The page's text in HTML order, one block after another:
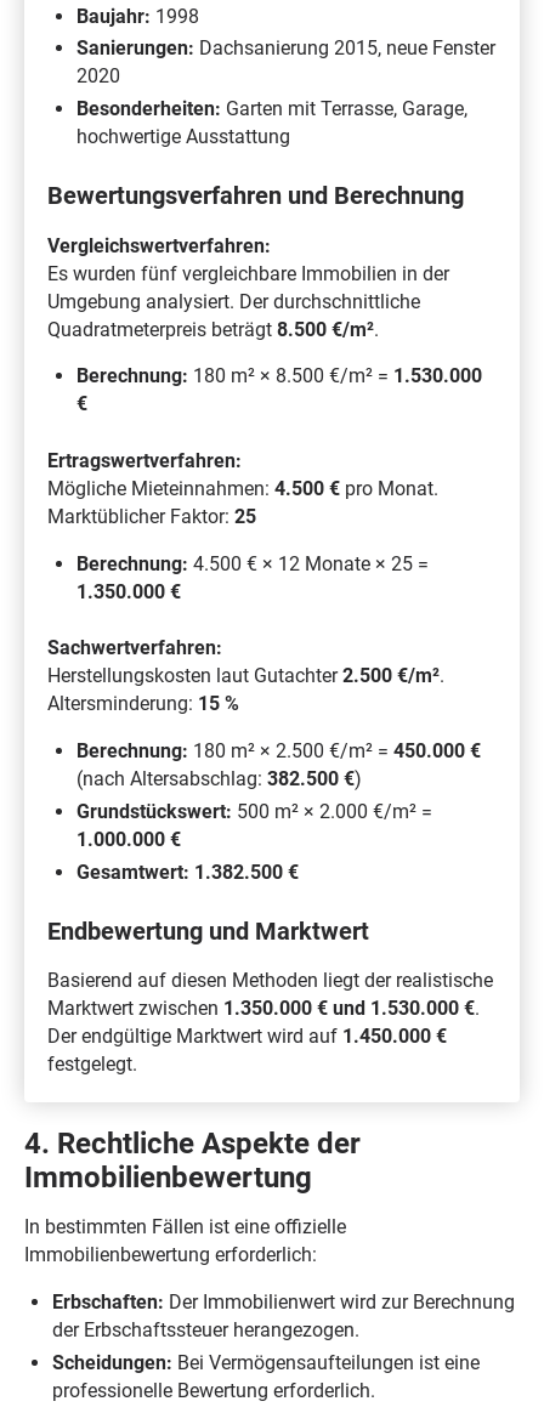
Baujahr: 1998
Sanierungen: Dachsanierung 2015, neue Fenster
2020
Besonderheiten: Garten mit Terrasse, Garage,
hochwertige Ausstattung
Bewertungsverfahren und Berechnung
Vergleichswertverfahren:
Es wurden fünf vergleichbare Immobilien in der
Umgebung analysiert. Der durchschnittliche
Quadratmeterpreis beträgt8.500 €/m².
Berechnung: 180 m² × 8.500 €/m² = 1.530.000
€
Ertragswertverfahren:
Mögliche Mieteinnahmen:4.500 € pro Monat.
Marktüblicher Faktor:25
Berechnung: 4.500 € × 12 Monate × 25 =
1.350.000 €
Sachwertverfahren:
Herstellungskosten laut Gutachter2.500 €/m².
Altersminderung: 15 %
Berechnung: 180 m² × 2.500 €/m² = 450.000 €
(nach Altersabschlag: 382.500 €)
Grundstückswert: 500 m² × 2.000 €/m² =
1.000.000 €
Gesamtwert: 1.382.500 €
Endbewertung und Marktwert
Basierend auf diesen Methoden liegt der realistische
Marktwert zwischen 1.350.000 € und 1.530.000 €.
Der endgültige Marktwert wird auf 1.450.000 €
festgelegt.
4. Rechtliche Aspekte der
Immobilienbewertung
In bestimmten Fällen ist eine offizielle
Immobilienbewertung erforderlich:
Erbschaften: Der Immobilienwert wird zur Berechnung
der Erbschaftssteuer herangezogen.
Scheidungen: Bei Vermögensaufteilungen ist eine
professionelle Bewertung erforderlich.